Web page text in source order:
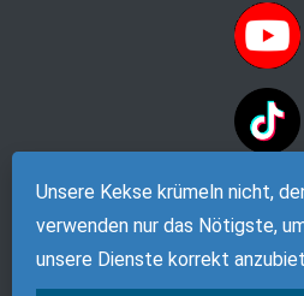
Unsere Kekse krümeln nicht,
verwenden nur das Nötigste,
unsere Dienste korrekt